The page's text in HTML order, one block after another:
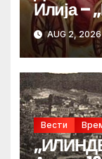
Илија –
AUG 2,
Вести